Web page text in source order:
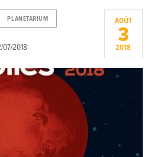
PLANETARIUM
07/2018
AOÛT
3
2018